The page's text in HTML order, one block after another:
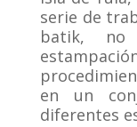
serie de
batik, no
en un
diferentes